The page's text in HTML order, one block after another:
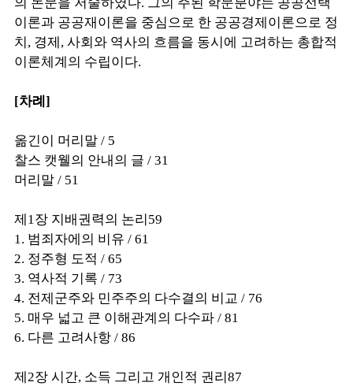
의 논문을 저술하였다. 그의 주된 학문분야는 공공선택
이론과 공공재이론을 중심으로 한 공공경제이론으로 정
치, 경제, 사회와 역사의 흐름을 동시에 고려하는 총합적
이론체계의 수립이다.
[차례]
옮긴이 머리말 / 5
찰스 캣웰의 안내의 글 / 31
머리말 / 51
제1장 지배권력의 논리59
1. 범죄자에의 비유 / 61
2. 정주형 도적 / 65
3. 역사적 기록 / 73
4. 전제군주와 민주주의 다수결의 비교 / 76
5. 매우 넓고 큰 이해관계의 다수파 / 81
6. 다른 고려사항 / 86
제2장 시간, 소득 그리고 개인적 권리87